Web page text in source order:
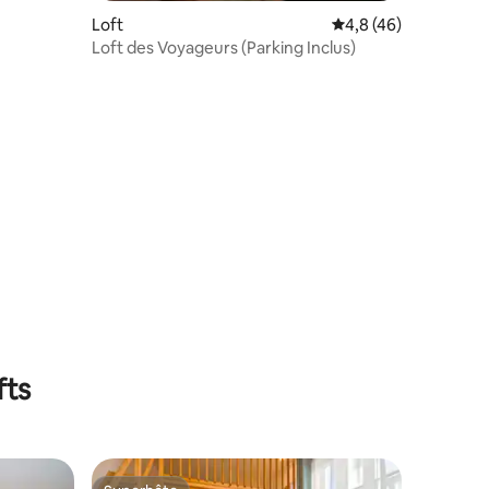
Loft
Évaluation
4,8 (46)
Loft des Voyageurs (Parking Inclus)
: 4,5 sur 5